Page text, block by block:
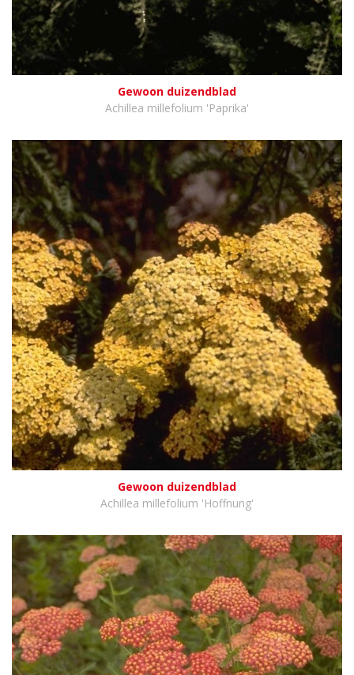
Gewoon duizendblad
Achillea millefolium 'Paprika'
Gewoon duizendblad
Achillea millefolium 'Hoffnung'